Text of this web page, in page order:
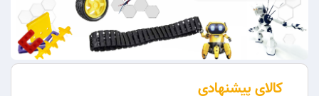
کالای پیشنهادی